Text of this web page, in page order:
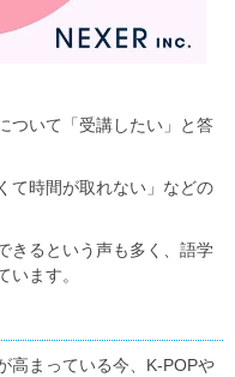
ついて「受講したい」と答
て時間が取れない」などの
きるという声も多く、語学
います。
高まっている今、K-POPや